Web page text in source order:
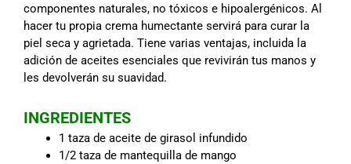
componentes naturales, no tóxicos e hipoalergénicos. Al
hacer tu propia crema humectante servirá para curar la
piel seca y agrietada. Tiene varias ventajas, incluida la
adición de aceites esenciales que revivirán tus manos y
les devolverán su suavidad.
INGREDIENTES
1 taza de aceite de girasol infundido
1/2 taza de mantequilla de mango